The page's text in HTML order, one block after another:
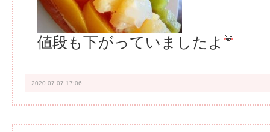
値段も下がっていましたよ
2020.07.07 17:06